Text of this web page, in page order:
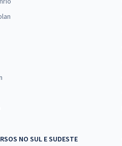
NO SUL E SUDESTE